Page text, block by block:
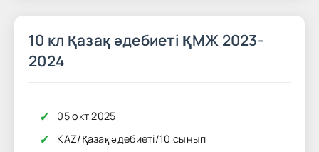
10 кл Қазақ әдебиеті ҚМЖ 2023-
2024
✓ 05 окт 2025
✓ KAZ/Қазақ әдебиеті/10 сынып